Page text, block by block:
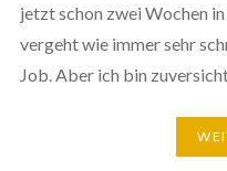
jetzt schon zwei Wochen
vergeht wie immer sehr
Job. Aber ich bin